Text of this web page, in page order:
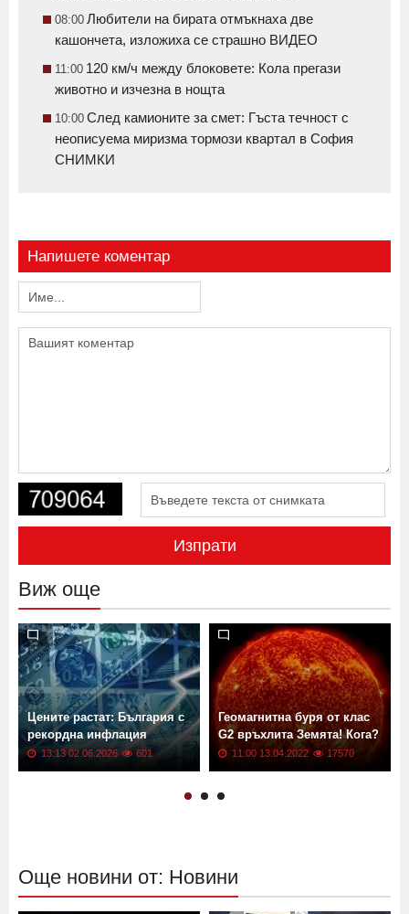
08:00 Любители на бирата отмъкнаха две
кашончета, изложиха се страшно ВИДЕО
11:00 120 км/ч между блоковете: Кола прегази
животно и изчезна в нощта
10:00 След камионите за смет: Гъста течност с
неописуема миризма тормози квартал в София
СНИМКИ
Напишете коментар
Изпрати
Виж още
Цените растат: България с
рекордна инфлация
13:13 02.06.2026 601
Геомагнитна буря от клас
G2 връхлита Земята! Кога?
11:00 13.04.2022 17570
Още новини от: Новини